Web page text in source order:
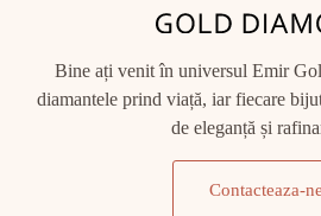
Bine ați venit în universul Emir
diamantele prind viață, iar fiecare
de eleganță și
Contacteaza-ne